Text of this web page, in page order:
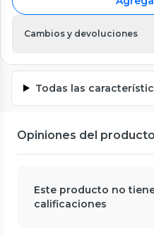
Cambios y devoluciones
Todas las
Opiniones del producto
Este producto no
calificaciones